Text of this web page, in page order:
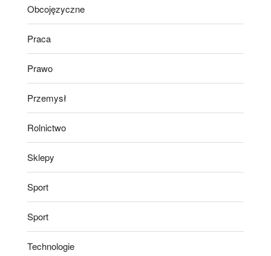
Obcojęzyczne
Praca
Prawo
Przemysł
Rolnictwo
Sklepy
Sport
Sport
Technologie